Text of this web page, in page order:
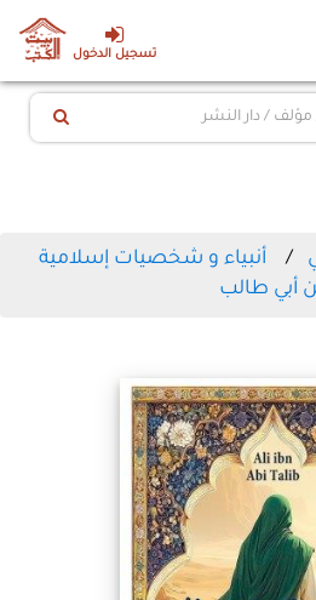
تسجيل الدخول
أنبياء و شخصيات إسلامية
أبي طالب